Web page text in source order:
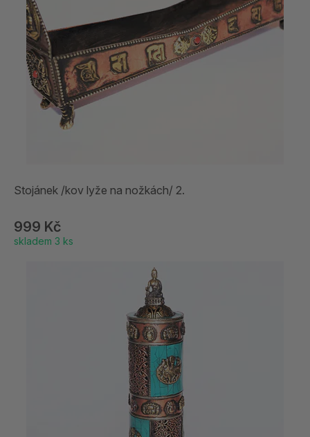
Stojánek /kov lyže na nožkách/ 2.
999 Kč
skladem 3 ks